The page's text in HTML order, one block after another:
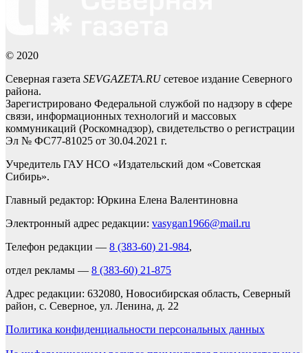
© 2020
Северная газета SEVGAZETA.RUсетевое издание Северного
района.
Зарегистрировано Федеральной службой по надзору в сфере
связи, информационных технологий и массовых
коммуникаций (Роскомнадзор), свидетельство о регистрации
Эл № ФС77-81025 от 30.04.2021 г.
Учредитель ГАУ НСО «Издательский дом «Советская
Сибирь».
Главный редактор: Юркина Елена Валентиновна
Электронный адрес редакции: vasygan1966@mail.ru
Телефон редакции — 8 (383-60) 21-984,
отдел рекламы — 8 (383-60) 21-875
Адрес редакции: 632080, Новосибирская область, Северный
район, с. Северное, ул. Ленина, д. 22
Политика конфиденциальности персональных данных